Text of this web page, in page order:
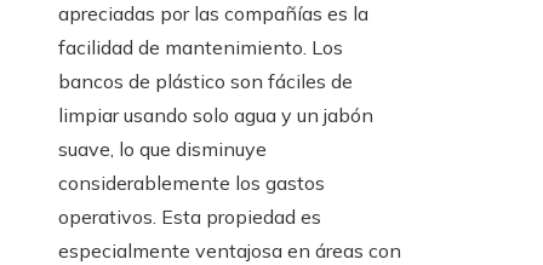
apreciadas por las compañías es la
facilidad de mantenimiento. Los
bancos de plástico son fáciles de
limpiar usando solo agua y un jabón
suave, lo que disminuye
considerablemente los gastos
operativos. Esta propiedad es
especialmente ventajosa en áreas con